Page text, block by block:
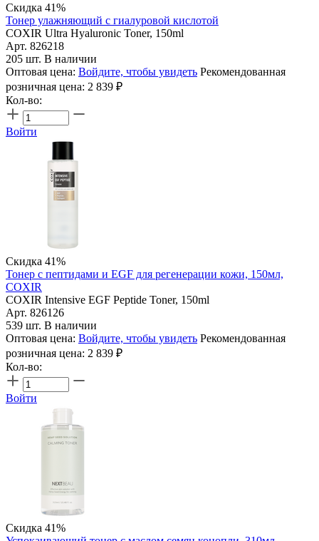
Скидка 41%
Тонер улажняющий с гиалуровой кислотой
COXIR Ultra Hyaluronic Toner, 150ml
Арт. 826218
205 шт. В наличии
Оптовая цена: Войдите, чтобы увидеть Рекомендованная
розничная цена: 2 839 ₽
Кол-во:
Войти
Скидка 41%
Тонер с пептидами и EGF для регенерации кожи, 150мл,
COXIR
COXIR Intensive EGF Peptide Toner, 150ml
Арт. 826126
539 шт. В наличии
Оптовая цена: Войдите, чтобы увидеть Рекомендованная
розничная цена: 2 839 ₽
Кол-во:
Войти
Скидка 41%